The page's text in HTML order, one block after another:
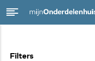
Filters